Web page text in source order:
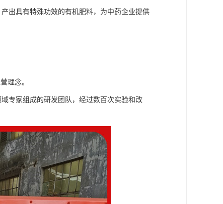
出具有特殊功效的有机肥料，为中药企业提供
理念。
专家组成的研发团队，经过数百次实验和改